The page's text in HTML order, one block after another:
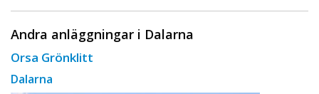
Andra anläggningar i Dalarna
Orsa Grönklitt
Dalarna